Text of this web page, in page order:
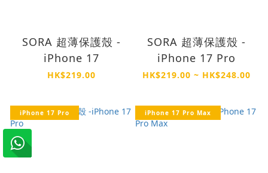
SORA 超薄保護殼 -
iPhone 17
HK$219.00
SORA 超薄保護殼 -
iPhone 17 Pro
HK$219.00 ~ HK$248.00
iPhone 17 Pro iPhone 17 Pro Max